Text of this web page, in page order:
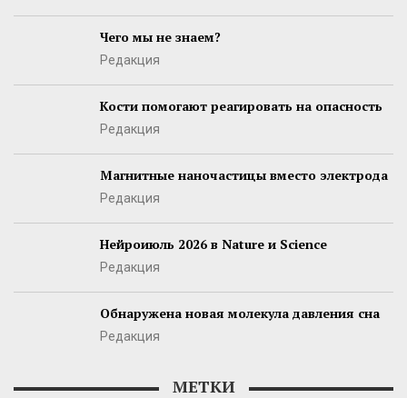
Чего мы не знаем?
Редакция
Кости помогают реагировать на опасность
Редакция
Магнитные наночастицы вместо электрода
Редакция
Нейроиюль 2026 в Nature и Science
Редакция
Обнаружена новая молекула давления сна
Редакция
МЕТКИ